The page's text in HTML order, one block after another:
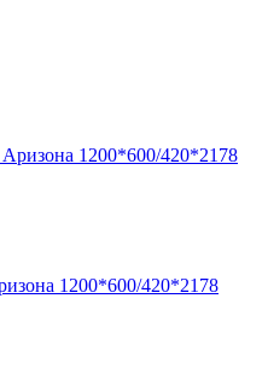
1200*600/420*2178